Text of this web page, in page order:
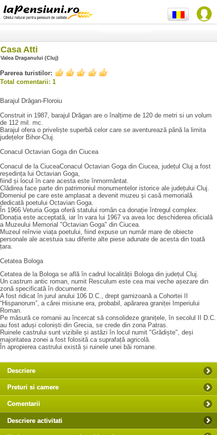
Casa Atti
Valea Draganului (Cluj)
Parerea turistilor:
Total comentarii: 1
Barajul Drăgan-Floroiu
Construit in 1987, barajul Drăgan are o înalțime de 120 de metri si un volum
de 112 mil. mc.
Barajul ofera o priveliște superbă celor care se aventurează până la limita
județelor Bihor-Cluj.
Conacul Octavian Goga din Ciucea
Conacul de la CiuceaConacul Octavian Goga din Ciucea, județul Cluj a fost
reședința lui Octavian Goga,
fiind și locul în care acesta este înmormântat.
Clădirea face parte din patrimoniul monumentelor istorice ale județului Cluj.
Domeniul pe care este amplasat a devenit muzeu și casă memorială
dedicată poetului Octavian Goga.
În 1966 Veturia Goga oferă statului român ca donație întregul complex.
Donația este acceptată, iar în vara lui 1967 va avea loc deschiderea oficială
a Muzeului Memorial "Octavian Goga" din Ciucea.
Muzeul reînvie viața poetului, fiind expuse un număr mare de obiecte
personale ale acestuia sau diferite alte piese adunate de acesta din toată
țara.
Cetatea Bologa
Cetatea de la Bologa se află în cadrul localității Bologa din județul Cluj.
Un castrum antic roman, numit Resculum este cea mai veche așezare din
zonă specificată în documente.
A fost ridicat în jurul anului 106 D.C., drept garnizoană a Cohortei II
“Hispanorum”, a cărei misiune era, probabil, apărarea graniței Imperiului
Roman.
Pe măsură ce romanii au încercat să consolideze granițele, în secolul II D.C.
au fost aduși coloniști din Grecia, se crede din zona Patras.
Ruinele castrului sunt vizibile și astăzi în locul numit "Grădiște", deși
majoritatea zonei a fost folosită ca suprafață agricolă.
În apropierea castrului există și ruinele unei băi romane.
Descriere
Preturi si camere
Comentarii
Descriere activitati